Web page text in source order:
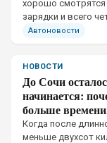
хорошо
зарядки и всего
показатели
Автоновости
НОВОСТИ
До Сочи
начинается:
больше
Когда после
меньше двухсот